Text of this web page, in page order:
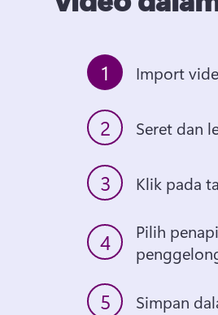
1 Import
2 Seret dan
3 Klik pada
4
Pilih
5 Simpan